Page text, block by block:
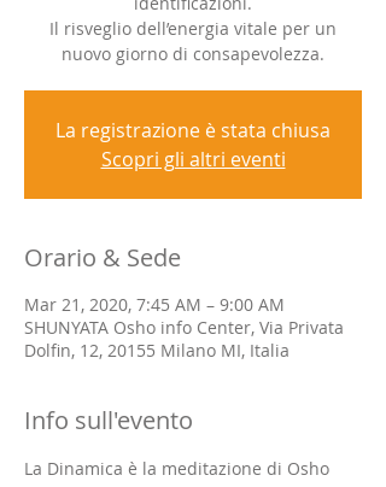
Il risveglio dell’energia vitale per un
nuovo giorno di consapevolezza.
La registrazione è stata chiusa
Scopri gli altri eventi
Orario & Sede
Mar 21, 2020, 7:45 AM – 9:00 AM
SHUNYATA Osho info Center, Via Privata
Dolfin, 12, 20155 Milano MI, Italia
Info sull'evento
La Dinamica è la meditazione di Osho